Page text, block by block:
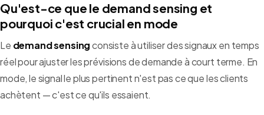
Qu'est-ce que le demand sensing et
pourquoi c'est crucial en mode
Le demand sensingconsiste à utiliser des signaux en temps
réel pour ajuster les prévisions de demande à court terme. En
mode, le signal le plus pertinent n'est pas ce que les clients
achètent — c'est ce qu'ils essaient.